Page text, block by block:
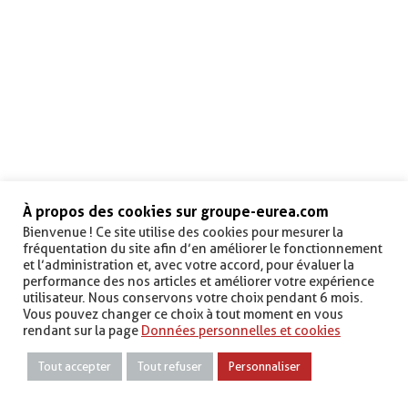
À propos des cookies sur groupe-eurea.com
Bienvenue ! Ce site utilise des cookies pour mesurer la
fréquentation du site afin d’en améliorer le fonctionnement
et l’administration et, avec votre accord, pour évaluer la
performance des nos articles et améliorer votre expérience
utilisateur. Nous conservons votre choix pendant 6 mois.
Vous pouvez changer ce choix à tout moment en vous
rendant sur la page Données personnelles et cookies
Tout accepter Tout refuser Personnaliser